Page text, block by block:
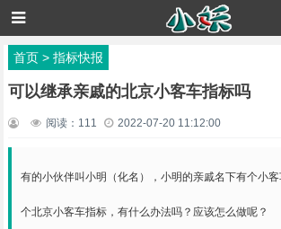
首页> 指标快报
可以继承亲戚的北京小客车指标吗
阅读： 111 2022-07-20 11:12:00
有的小伙伴叫小明（化名），小明的亲戚名下有个小
个北京小客车指标，有什么办法吗？应该怎么做呢？